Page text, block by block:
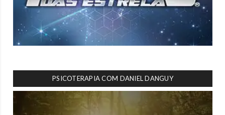
PSICOTERAPIA COM DANIEL DANGUY